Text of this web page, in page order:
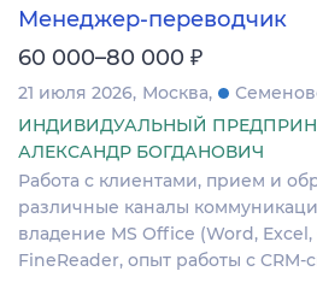
Менеджер-переводчик
60 000–80 000 ₽
21 июля 2026 Москва
ИНДИВИДУАЛЬНЫЙ
АЛЕКСАНДР БОГДАНОВИЧ
Работа с клиентами, прием и
различные каналы
владение MS Office (Word,
FineReader, опыт работы с CRM-